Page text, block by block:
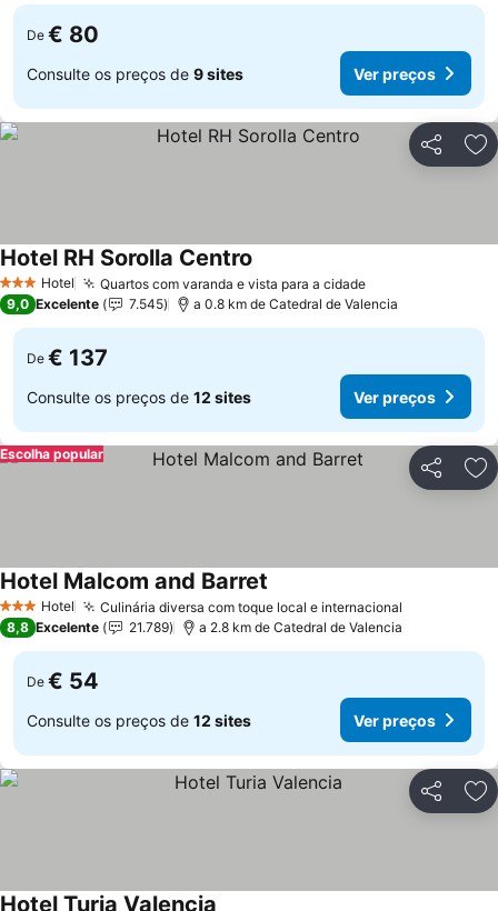
De € 80
Consulte os preços de 9 sites Ver preços
Partilhar
3 EstrelasHotel Quartos com varanda e vista para a cidade
Hotel RH Sorolla Centro
9,0 Excelente 7.545 a 0.8 km de Catedral de Valencia
De € 137
Consulte os preços de 12 sites Ver preços
Partilhar
Escolha popular
3 EstrelasHotel Culinária diversa com toque local e internacional
Hotel Malcom and Barret
8,8 Excelente 21.789 a 2.8 km de Catedral de Valencia
De € 54
Consulte os preços de 12 sites Ver preços
Partilhar
Hotel Turia Valencia